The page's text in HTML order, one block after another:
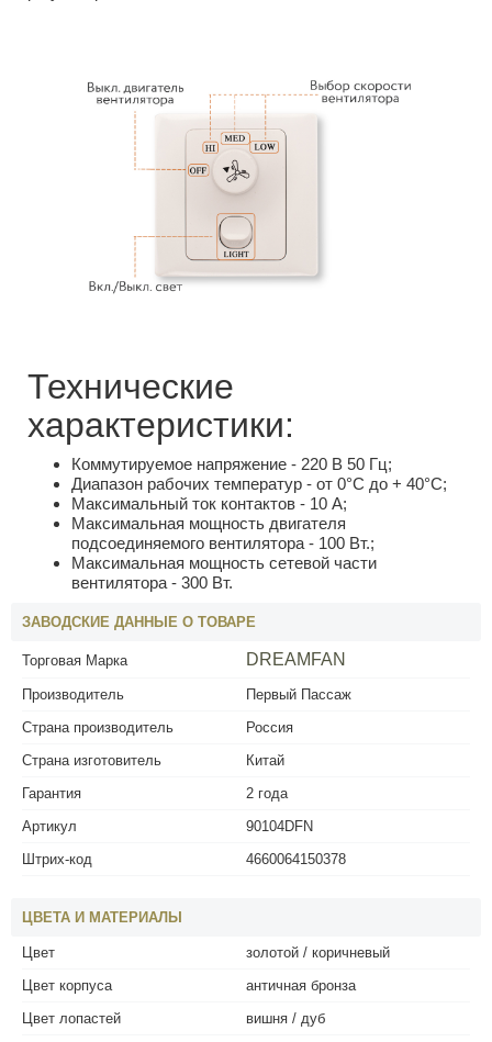
Технические
характеристики:
Коммутируемое напряжение - 220 В 50 Гц;
Диапазон рабочих температур - от 0°C до + 40°C;
Максимальный ток контактов - 10 А;
Максимальная мощность двигателя
подсоединяемого вентилятора - 100 Вт.;
Максимальная мощность сетевой части
вентилятора - 300 Вт.
ЗАВОДСКИЕ ДАННЫЕ О ТОВАРЕ
Торговая Марка DREAMFAN
Производитель
Первый Пассаж
Страна производитель
Россия
Страна изготовитель
Китай
Гарантия
2 года
Артикул
90104DFN
Штрих-код
4660064150378
ЦВЕТА И МАТЕРИАЛЫ
Цвет
золотой / коричневый
Цвет корпуса
античная бронза
Цвет лопастей
вишня / дуб